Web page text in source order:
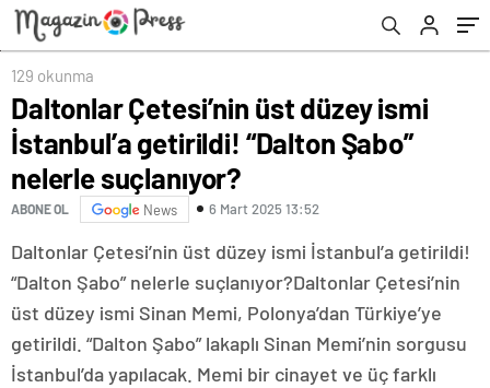
suçlanıyor?
129 okunma
Daltonlar Çetesi’nin üst düzey ismi
İstanbul’a getirildi! “Dalton Şabo”
nelerle suçlanıyor?
ABONE OL News 6 Mart 2025 13:52
Daltonlar Çetesi’nin üst düzey ismi İstanbul’a getirildi!
“Dalton Şabo” nelerle suçlanıyor?Daltonlar Çetesi’nin
üst düzey ismi Sinan Memi, Polonya’dan Türkiye’ye
getirildi. “Dalton Şabo” lakaplı Sinan Memi’nin sorgusu
İstanbul’da yapılacak. Memi bir cinayet ve üç farklı